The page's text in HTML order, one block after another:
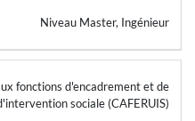
Niveau Master, Ingénieur
fonctions d'encadrement et de
sociale (CAFERUIS)